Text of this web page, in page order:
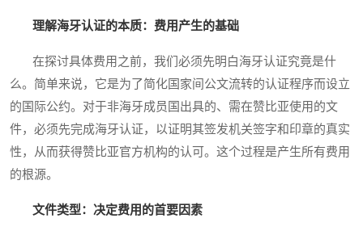
理解海牙认证的本质：费用产生的基础
在探讨具体费用之前，我们必须先明白海牙认证究竟是什
么。简单来说，它是为了简化国家间公文流转的认证程序而设立
的国际公约。对于非海牙成员国出具的、需在赞比亚使用的文
件，必须先完成海牙认证，以证明其签发机关签字和印章的真实
性，从而获得赞比亚官方机构的认可。这个过程是产生所有费用
的根源。
文件类型：决定费用的首要因素